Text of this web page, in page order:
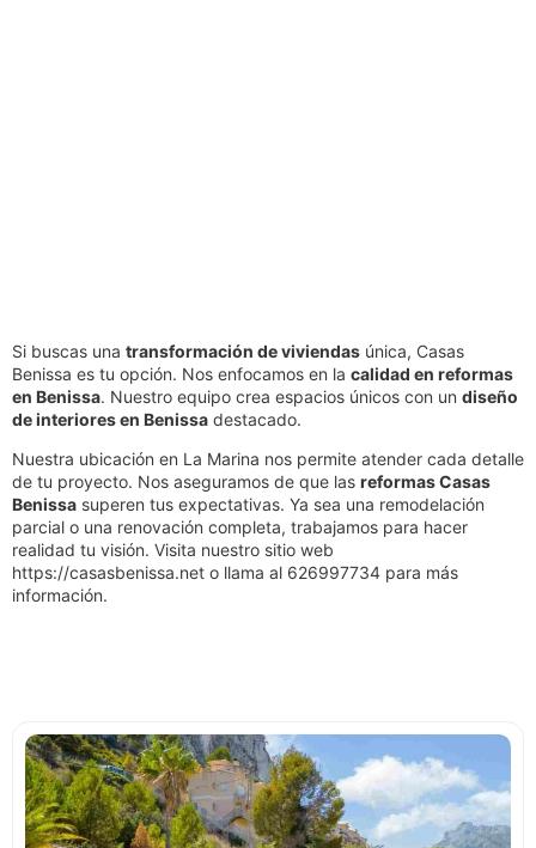
Si buscas una transformación de viviendas única, Casas
Benissa es tu opción. Nos enfocamos en la calidad en reformas
en Benissa. Nuestro equipo crea espacios únicos con un diseño
de interiores en Benissa destacado.
Nuestra ubicación en La Marina nos permite atender cada detalle
de tu proyecto. Nos aseguramos de que las reformas Casas
Benissa superen tus expectativas. Ya sea una remodelación
parcial o una renovación completa, trabajamos para hacer
realidad tu visión. Visita nuestro sitio web
https://casasbenissa.net o llama al 626997734 para más
información.